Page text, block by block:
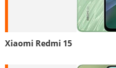
Xiaomi Redmi 15